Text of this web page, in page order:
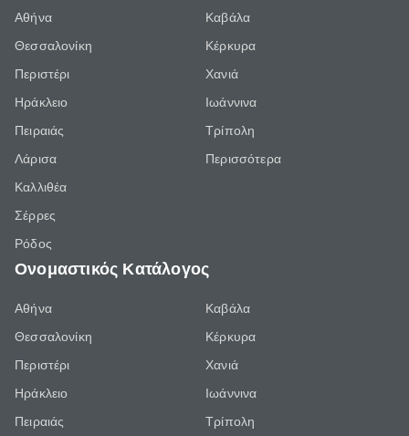
Αθήνα
Θεσσαλονίκη
Περιστέρι
Ηράκλειο
Πειραιάς
Λάρισα
Καλλιθέα
Σέρρες
Ρόδος
Καβάλα
Κέρκυρα
Χανιά
Ιωάννινα
Τρίπολη
Περισσότερα
Ονομαστικός Κατάλογος
Αθήνα
Θεσσαλονίκη
Περιστέρι
Ηράκλειο
Πειραιάς
Καβάλα
Κέρκυρα
Χανιά
Ιωάννινα
Τρίπολη